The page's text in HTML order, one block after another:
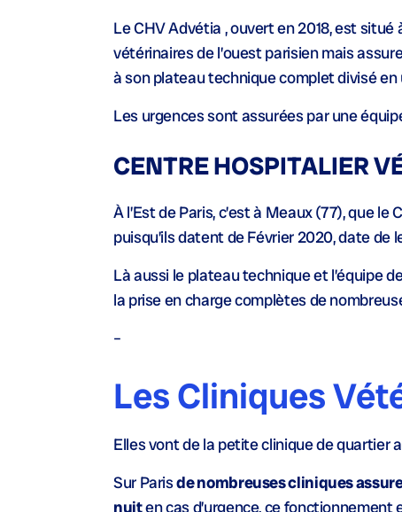
Le CHV Advétia , ouvert en 2018, est
vétérinaires de l’ouest parisien mais
à son plateau technique complet divisé
Les urgences sont assurées par une
CENTRE HOSPITALIER
À l’Est de Paris, c’est à Meaux (77), que le
puisqu’ils datent de Février 2020, date de
Là aussi le plateau technique et l’équipe
la prise en charge complètes de
–
Les Cliniques
Elles vont de la petite clinique de quartier
Sur Parisde nombreuses cliniques
nuiten cas d’urgence, ce